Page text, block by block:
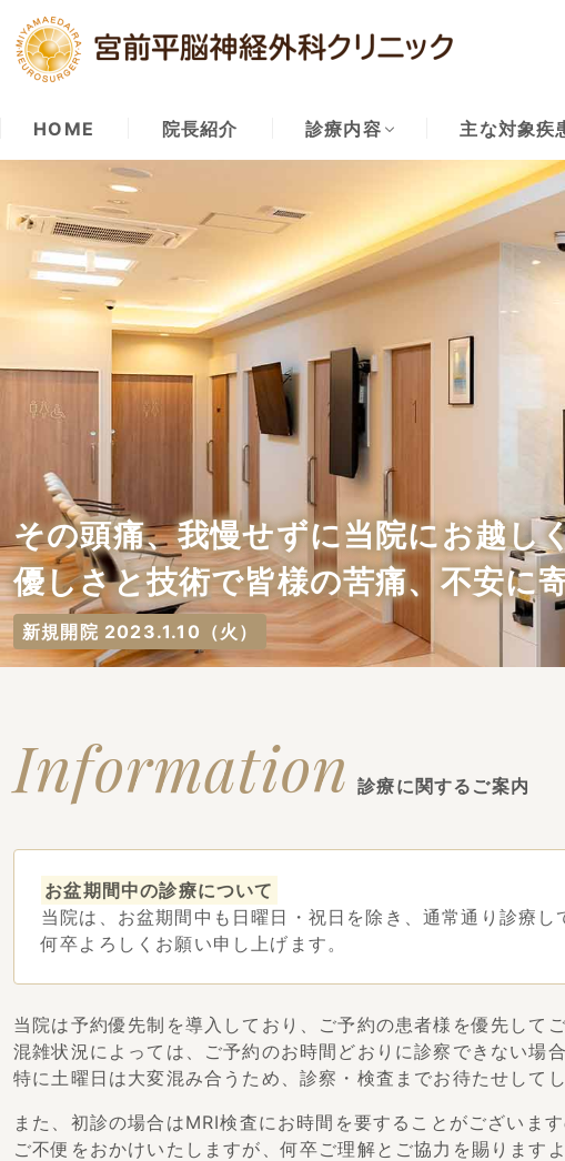
HOME 院長紹介 診療内容 主な対象疾
その頭痛、我慢せずに当院にお越し
優しさと技術で皆様の苦痛、不安に
新規開院 2023.1.10（火）
Information 診療に関するご案内
お盆期間中の診療について
当院は、お盆期間中も日曜日・祝日を除き、通常通り診療し
何卒よろしくお願い申し上げます。
当院は予約優先制を導入しており、ご予約の患者様を優先して
混雑状況によっては、ご予約のお時間どおりに診察できない場合
特に土曜日は大変混み合うため、診察・検査までお待たせして
また、初診の場合はMRI検査にお時間を要することがございま
ご不便をおかけいたしますが、何卒ご理解とご協力を賜ります